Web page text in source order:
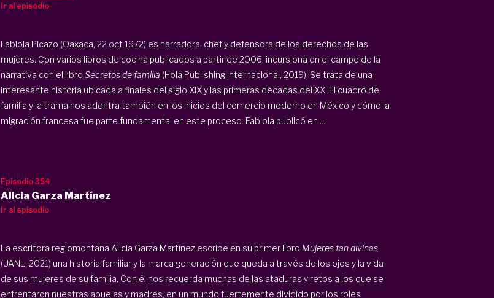
Ir al episodio
Fabiola Picazo (Oaxaca, 22 oct 1972) es narradora, chef y defensora de los derechos de las
mujeres. Con varios libros de cocina publicados a partir de 2006, incursiona en el campo de la
narrativa con el libro Secretos de familia (Hola Publishing Internacional, 2019). Se trata de una
interesante historia ubicada a finales del siglo XIX y las primeras décadas del XX. El cuadro de
familia y la trama nos adentra también en los inicios del comercio moderno en México y cómo la
migración francesa fue parte fundamental en este proceso. Fabiola publicó en ...
Episodio 354
Alicia Garza Martínez
Ir al episodio
La escritora regiomontana Alicia Garza Martínez escribe en su primer libro Mujeres tan divinas
(UANL, 2021) una historia familiar y la marca generación que queda a través de los ojos y la vida
de sus mujeres de su familia. Con él nos recuerda muchas de las ataduras y retos a los que se
enfrentaron nuestras abuelas y madres, en un mundo fuertemente dividido por los roles